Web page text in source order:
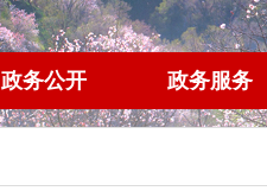
政务公开 政务服务